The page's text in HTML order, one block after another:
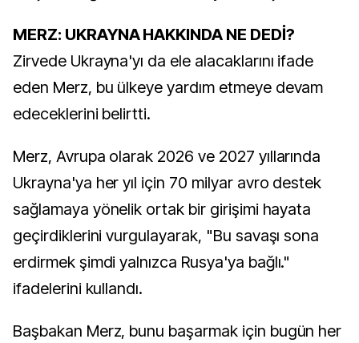
MERZ: UKRAYNA HAKKINDA NE DEDİ?
Zirvede Ukrayna'yı da ele alacaklarını ifade
eden Merz, bu ülkeye yardım etmeye devam
edeceklerini belirtti.
Merz, Avrupa olarak 2026 ve 2027 yıllarında
Ukrayna'ya her yıl için 70 milyar avro destek
sağlamaya yönelik ortak bir girişimi hayata
geçirdiklerini vurgulayarak, "Bu savaşı sona
erdirmek şimdi yalnızca Rusya'ya bağlı."
ifadelerini kullandı.
Başbakan Merz, bunu başarmak için bugün her